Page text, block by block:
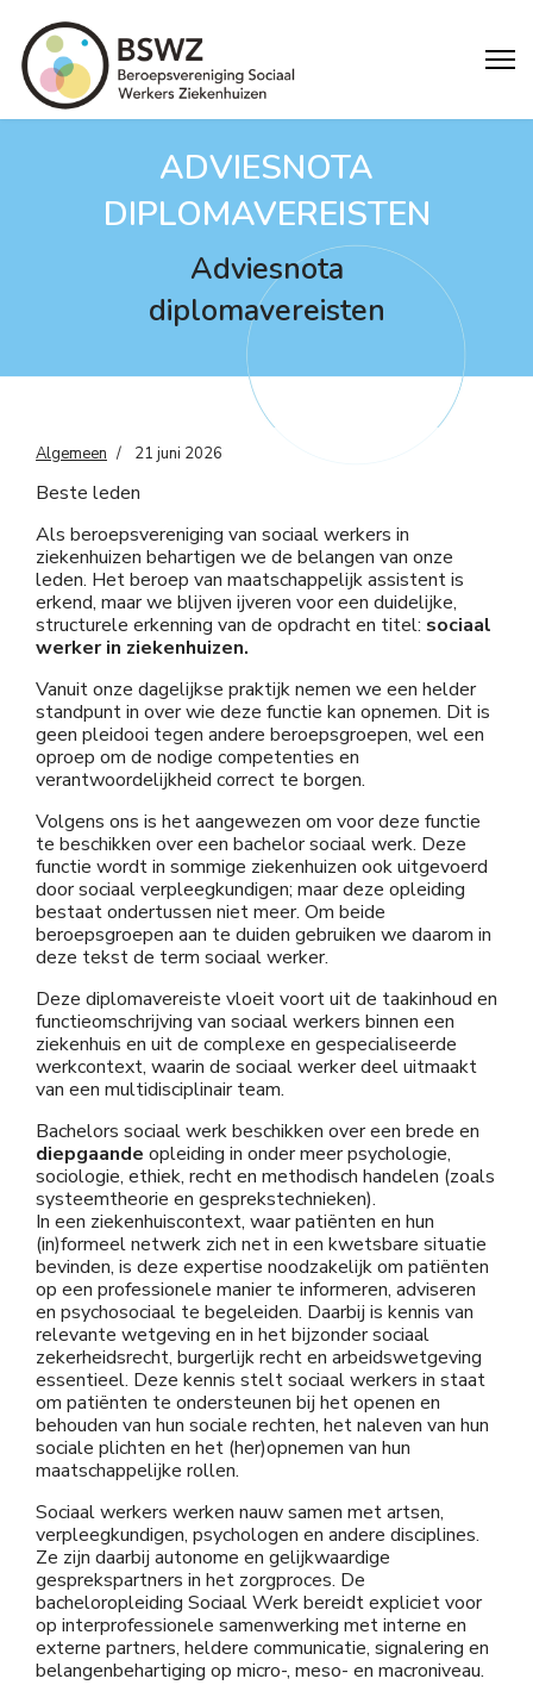
ADVIESNOTA
DIPLOMAVEREISTEN
Adviesnota
diplomavereisten
Algemeen 21 juni 2026
Beste leden
Als beroepsvereniging van sociaal werkers in
ziekenhuizen behartigen we de belangen van onze
leden. Het beroep van maatschappelijk assistent is
erkend, maar we blijven ijveren voor een duidelijke,
structurele erkenning van de opdracht en titel: sociaal
werker in ziekenhuizen.
Vanuit onze dagelijkse praktijk nemen we een helder
standpunt in over wie deze functie kan opnemen. Dit is
geen pleidooi tegen andere beroepsgroepen, wel een
oproep om de nodige competenties en
verantwoordelijkheid correct te borgen.
Volgens ons is het aangewezen om voor deze functie
te beschikken over een bachelor sociaal werk. Deze
functie wordt in sommige ziekenhuizen ook uitgevoerd
door sociaal verpleegkundigen; maar deze opleiding
bestaat ondertussen niet meer. Om beide
beroepsgroepen aan te duiden gebruiken we daarom in
deze tekst de term sociaal werker.
Deze diplomavereiste vloeit voort uit de taakinhoud en
functieomschrijving van sociaal werkers binnen een
ziekenhuis en uit de complexe en gespecialiseerde
werkcontext, waarin de sociaal werker deel uitmaakt
van een multidisciplinair team.
Bachelors sociaal werk beschikken over een brede en
diepgaande opleiding in onder meer psychologie,
sociologie, ethiek, recht en methodisch handelen (zoals
systeemtheorie en gesprekstechnieken).
In een ziekenhuiscontext, waar patiënten en hun
(in)formeel netwerk zich net in een kwetsbare situatie
bevinden, is deze expertise noodzakelijk om patiënten
op een professionele manier te informeren, adviseren
en psychosociaal te begeleiden. Daarbij is kennis van
relevante wetgeving en in het bijzonder sociaal
zekerheidsrecht, burgerlijk recht en arbeidswetgeving
essentieel. Deze kennis stelt sociaal werkers in staat
om patiënten te ondersteunen bij het openen en
behouden van hun sociale rechten, het naleven van hun
sociale plichten en het (her)opnemen van hun
maatschappelijke rollen.
Sociaal werkers werken nauw samen met artsen,
verpleegkundigen, psychologen en andere disciplines.
Ze zijn daarbij autonome en gelijkwaardige
gesprekspartners in het zorgproces. De
bacheloropleiding Sociaal Werk bereidt expliciet voor
op interprofessionele samenwerking met interne en
externe partners, heldere communicatie, signalering en
belangenbehartiging op micro-, meso- en macroniveau.